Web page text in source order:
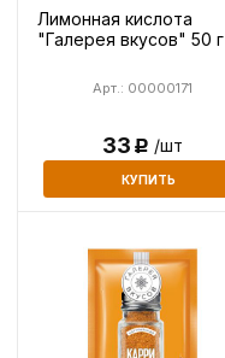
Лимонная кислота
"Галерея вкусов" 50 г
Арт.: 00000171
33Р /шт
КУПИТЬ